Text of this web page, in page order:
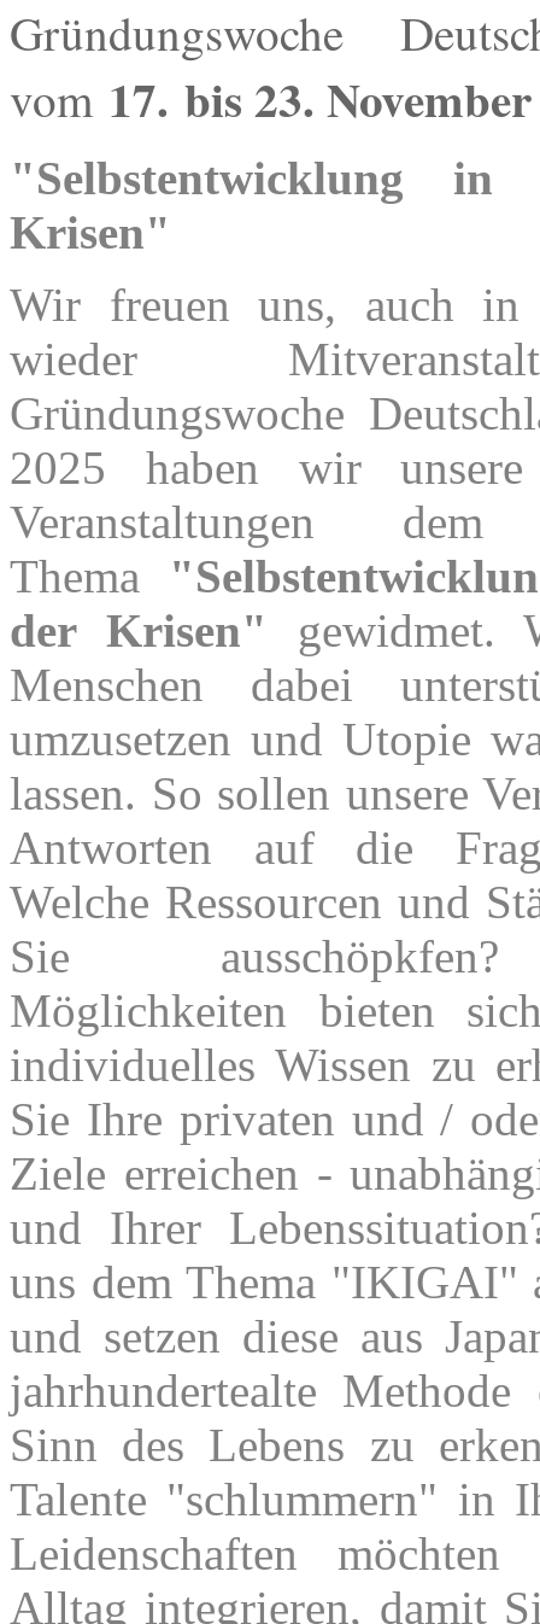
Gründungswoche
vom 17. bis 23.
"Selbstentwicklung
Krisen"
Wir freuen uns, auch in
wieder
Gründungswoche
2025 haben wir unsere
Veranstaltungen dem
Thema
der Krisen" gewidmet.
Menschen dabei
umzusetzen und Utopie
lassen. So sollen unsere
Antworten auf die
Welche Ressourcen und
Sie
Möglichkeiten bieten
individuelles Wissen zu
Sie Ihre privaten und /
Ziele erreichen -
und Ihrer
uns dem Thema "IKIGAI"
und setzen diese aus
jahrhundertealte
Sinn des Lebens zu
Talente "schlummern" in
Leidenschaften
Alltag integrieren, damit